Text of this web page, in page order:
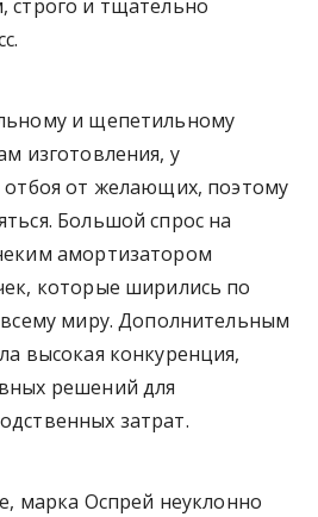
строго и тщательно
и щепетильному
изготовления, у
отбоя от желающих, поэтому
Большой спрос на
амортизатором
которые ширились по
миру. Дополнительным
высокая конкуренция,
решений для
затрат.
марка Оспрей неуклонно